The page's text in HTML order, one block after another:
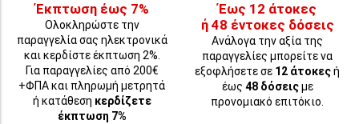
Έκπτωση έως 7%
Ολοκληρώστε την
παραγγελία σας ηλεκτρονικά
και κερδίστε έκπτωση 2%.
Για παραγγελίες από 200€
+ΦΠΑ και πληρωμή μετρητά
ή κατάθεση κερδίζετε
έκπτωση 7%
Έως 12 άτοκες
ή 48 έντοκες δόσεις
Ανάλογα την αξία της
παραγγελίες μπορείτε να
εξοφλήσετε σε 12 άτοκεςή
έως 48 δόσειςμε
προνομιακό επιτόκιο.